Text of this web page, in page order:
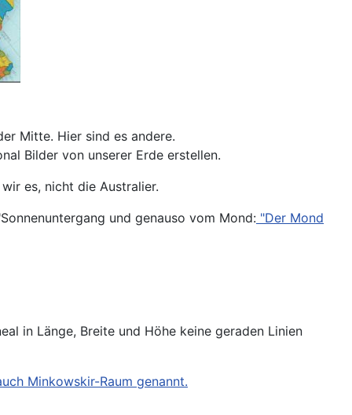
Mitte. Hier sind es andere.
Bilder von unserer Erde erstellen.
es, nicht die Australier.
und genauso vom Mond: "Der Mond
in Länge, Breite und Höhe keine geraden Linien
Minkowskir-Raum genannt.